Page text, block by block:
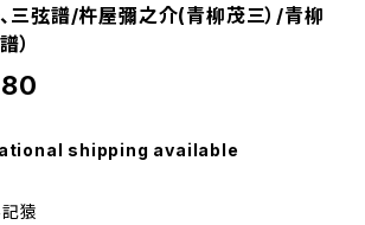
三弦譜/杵屋彌之介(青柳茂三）/青柳
）
shipping available
記猿